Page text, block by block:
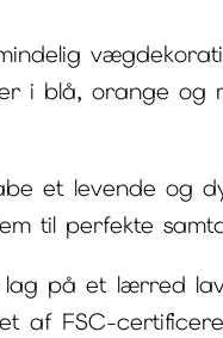
antal
i blå, orange
et levende og
til perfekte
på et lærred
af FSC-